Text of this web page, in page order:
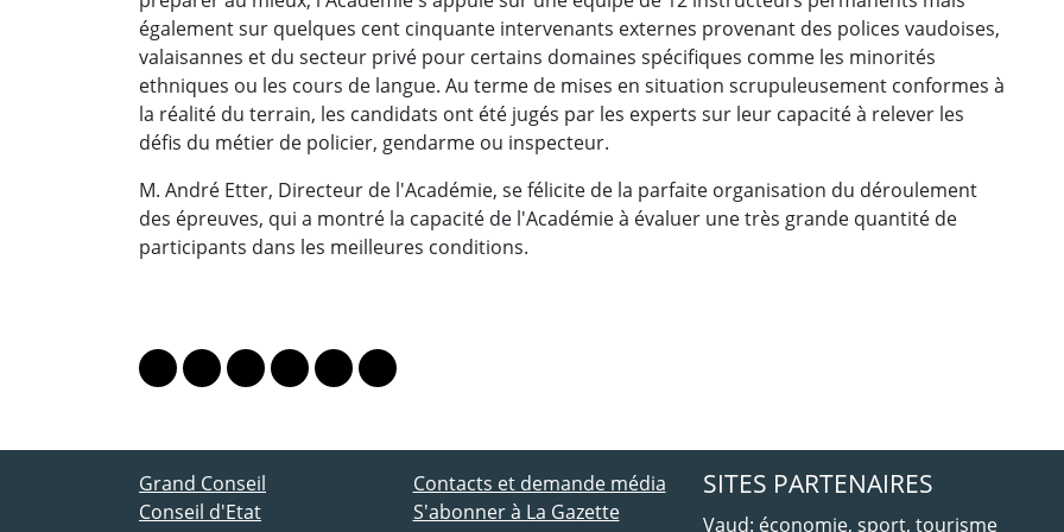
également sur quelques cent cinquante intervenants externes provenant des polices vaudoises,
valaisannes et du secteur privé pour certains domaines spécifiques comme les minorités
ethniques ou les cours de langue. Au terme de mises en situation scrupuleusement conformes à
la réalité du terrain, les candidats ont été jugés par les experts sur leur capacité à relever les
défis du métier de policier, gendarme ou inspecteur.
M. André Etter, Directeur de l'Académie, se félicite de la parfaite organisation du déroulement
des épreuves, qui a montré la capacité de l'Académie à évaluer une très grande quantité de
participants dans les meilleures conditions.
Lien vers le profil Mastodon
Lien vers le profil Bluesky
Lien vers le profil Instagram
Lien vers le profil Linkedin
Lien vers le profil Facebook
Lien vers le profil Twitter
ACCÈS DIRECT
Grand Conseil
Conseil d'Etat
Contacts et demande média
S'abonner à La Gazette
SITES PARTENAIRES
Vaud: économie, sport, tourisme